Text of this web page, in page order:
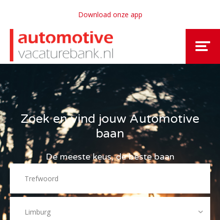
Download onze app
Zoek en vind jouw Automotive
baan
De meeste keus, de beste baan